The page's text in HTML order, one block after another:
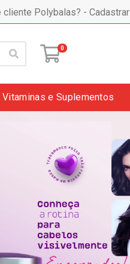
cliente Polybalas? - Cadastrar
0
Vitaminas e Suplementos